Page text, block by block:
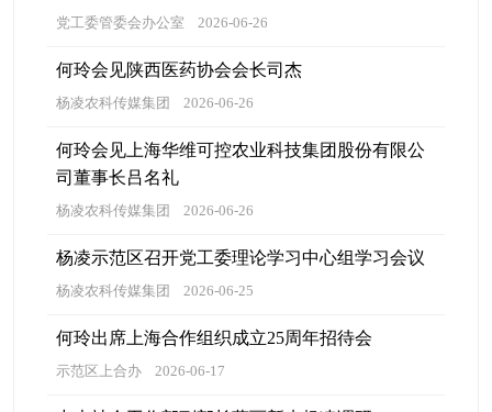
党工委管委会办公室 2026-06-26
何玲会见陕西医药协会会长司杰
杨凌农科传媒集团 2026-06-26
何玲会见上海华维可控农业科技集团股份有限公
司董事长吕名礼
杨凌农科传媒集团 2026-06-26
杨凌示范区召开党工委理论学习中心组学习会议
杨凌农科传媒集团 2026-06-25
何玲出席上海合作组织成立25周年招待会
示范区上合办 2026-06-17